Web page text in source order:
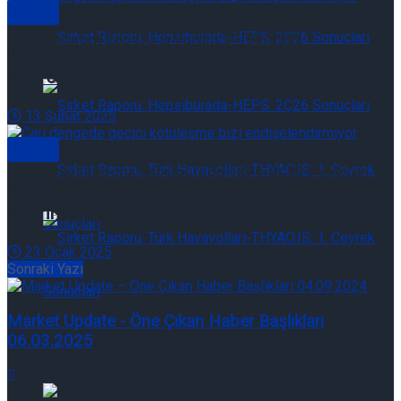
Şirket Raporu: Hepsiburada-HEPS: 2Ç26 Sonuçları
Şirket Raporu: Türk Havayolları-THYAO.IS: Şirket
Güncelleme
İş Varant Raporu: İş Varant 07/08/2026
Şirket Raporu: Hepsiburada-HEPS: 2Ç26 Sonuçları
Aralık 2024 Ödemeler Dengesi: Cari açıkta
tolere edilebilir bozulma
13 Şubat 2025
indirimine devam sinyali
23 Ocak 2025
Sonraki Yazı
Market Update - Öne Çıkan Haber Başlıkları
06.03.2025